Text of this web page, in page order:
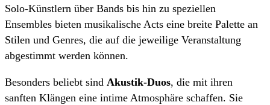
Solo-Künstlern über Bands bis hin zu speziellen
Ensembles bieten musikalische Acts eine breite Palette an
Stilen und Genres, die auf die jeweilige Veranstaltung
abgestimmt werden können.
Besonders beliebt sind Akustik-Duos, die mit ihren
sanften Klängen eine intime Atmosphäre schaffen. Sie